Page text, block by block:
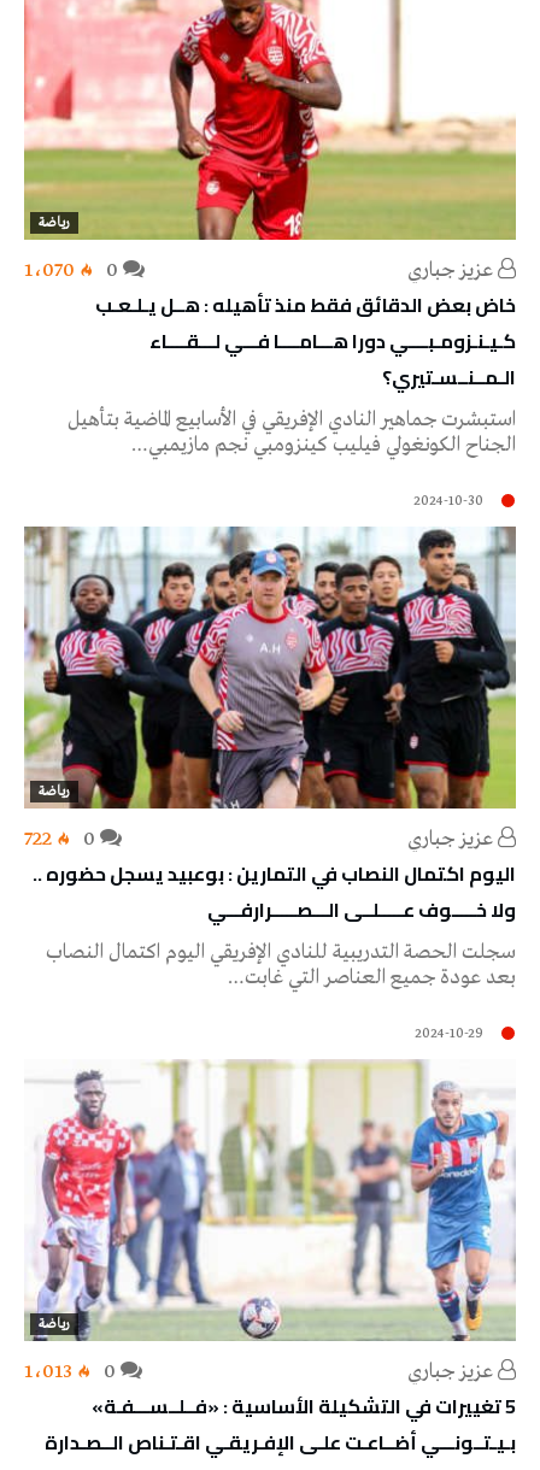
رياضة
عزيز جباري 1٬070
خاض بعض الدقائق فقط منذ تأهيله : هــل يـلـعـب
كـيـنـزومـبــــي دورا هـــامــــا فـــي لـــقــــاء
الـمــنــسـتيري؟
استبشرت جماهير النادي الإفريقي في الأسابيع الماضية بتأهيل
الجناح الكونغولي فيليب كينزومبي نجم مازيمبي…
2024-10-30
رياضة
عزيز جباري 722
اليوم اكتمال النصاب في التمارين : بوعبيد يسجل حضوره ..
ولا خـــــوف عـــــلــى الـــصـــــرارفـــي
سجلت الحصة التدريبية للنادي الإفريقي اليوم اكتمال النصاب
بعد عودة جميع العناصر التي غابت…
2024-10-29
رياضة
عزيز جباري 1٬013
5 تغييرات في التشكيلة الأساسية : «فــلــســـفـة»
بـيـتــونـــي أضــاعـت علـى الإفـريقـي اقـتـناص الــصـدارة